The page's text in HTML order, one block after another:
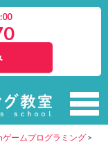
ゲームプログラミング >